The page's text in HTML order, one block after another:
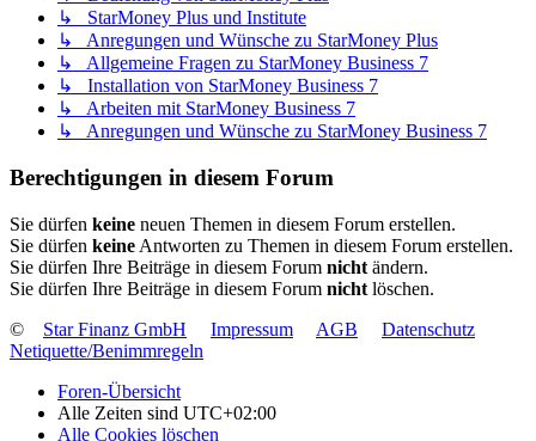
↳ StarMoney Plus und Institute
↳ Anregungen und Wünsche zu StarMoney Plus
↳ Allgemeine Fragen zu StarMoney Business 7
↳ Installation von StarMoney Business 7
↳ Arbeiten mit StarMoney Business 7
↳ Anregungen und Wünsche zu StarMoney Business 7
Berechtigungen in diesem Forum
Sie dürfen keine neuen Themen in diesem Forum erstellen.
Sie dürfen keine Antworten zu Themen in diesem Forum erstellen.
Sie dürfen Ihre Beiträge in diesem Forum nicht ändern.
Sie dürfen Ihre Beiträge in diesem Forum nicht löschen.
©
Star Finanz GmbH Impressum AGB
Datenschutz
Netiquette/Benimmregeln
Foren-Übersicht
Alle Zeiten sind UTC+02:00
Alle Cookies löschen